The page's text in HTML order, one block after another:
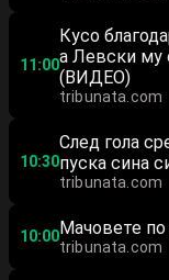
11:00
Кусо
а Левски му
(ВИДЕО)
tribunata.com
10:30
След гола
пуска сина
tribunata.com
10:00Мачовете по
tribunata.com